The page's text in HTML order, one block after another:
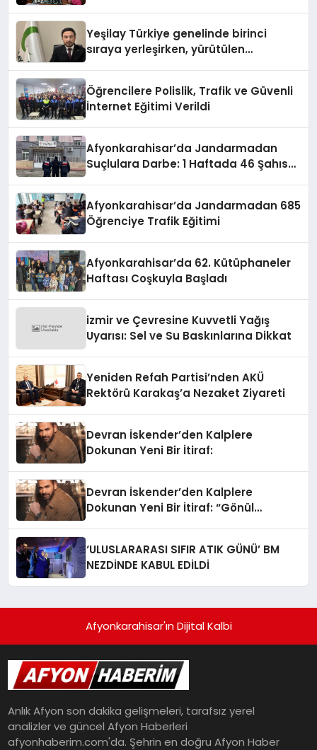
Yeşilay Türkiye genelinde birinci
sıraya yerleşirken, yürütülen
Öğrencilere Polislik, Trafik ve Güvenli
İnternet Eğitimi Verildi
Afyonkarahisar’da Jandarmadan
Suçlulara Darbe: 1 Haftada 46 Şahıs
Afyonkarahisar’da Jandarmadan 685
Öğrenciye Trafik Eğitimi
Afyonkarahisar’da 62. Kütüphaneler
Haftası Coşkuyla Başladı
izmir ve Çevresine Kuvvetli Yağış
Uyarısı: Sel ve Su Baskınlarına Dikkat
Yeniden Refah Partisi’nden AKÜ
Rektörü Karakaş’a Nezaket Ziyareti
Devran İskender’den Kalplere
Dokunan Yeni Bir İtiraf:
Devran İskender’den Kalplere
Dokunan Yeni Bir İtiraf: “Gönül
‘ULUSLARARASI SIFIR ATIK GÜNÜ’ BM
NEZDİNDE KABUL EDİLDİ
Afyonkarahisar'ın Dijital Kalbi
Anlık Afyon son dakika gelişmeleri, tarafsız yerel
analizler ve güncel Afyon Haberleri
afyonhaberim.com'da. Şehrin en doğru Afyon Haber